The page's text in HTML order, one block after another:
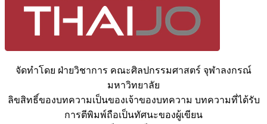
จัดทำโดย ฝ่ายวิชาการ คณะศิลปกรรมศาสตร์ จุฬาลงกรณ์
มหาวิทยาลัย
ลิขสิทธิ์ของบทความเป็นของเจ้าของบทความ บทความที่ได้รับ
การตีพิมพ์ถือเป็นทัศนะของผู้เขียน